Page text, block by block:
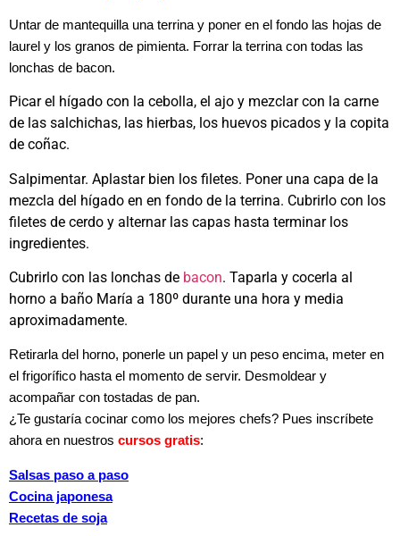
Untar de mantequilla una terrina y poner en el fondo las hojas de
laurel y los granos de pimienta. Forrar la terrina con todas las
lonchas de bacon.
Picar el hígado con la cebolla, el ajo y mezclar con la carne
de las salchichas, las hierbas, los huevos picados y la copita
de coñac.
Salpimentar. Aplastar bien los filetes. Poner una capa de la
mezcla del hígado en en fondo de la terrina. Cubrirlo con los
filetes de cerdo y alternar las capas hasta terminar los
ingredientes.
Cubrirlo con las lonchas de bacon. Taparla y cocerla al
horno a baño María a 180º durante una hora y media
aproximadamente.
Retirarla del horno, ponerle un papel y un peso encima, meter en
el frigorífico hasta el momento de servir. Desmoldear y
acompañar con tostadas de pan.
¿Te gustaría cocinar como los mejores chefs? Pues inscríbete
ahora en nuestros cursos gratis:
Salsas paso a paso
Cocina japonesa
Recetas de soja